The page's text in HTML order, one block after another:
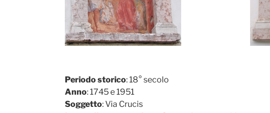
Periodo storico: 18° secolo
Anno: 1745 e 1951
Soggetto: Via Crucis